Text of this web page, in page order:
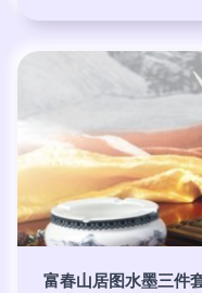
富春山居图水墨三件